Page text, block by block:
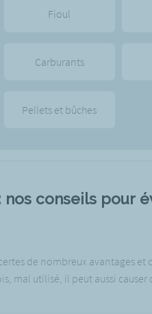
Fioul
Carburants
Pellets et bûches
nos conseils pour
de nombreux avantages et
mal utilisé, il peut aussi causer